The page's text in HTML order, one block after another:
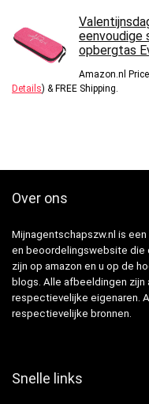
opbergtas
Amazon.nl
Details) & FREE Shipping.
Over ons
Mijnagentschapszw.nl is
en beoordelingswebsite
zijn op amazon en u op de
blogs. Alle afbeeldingen
respectievelijke eigenaren.
respectievelijke bronnen.
Snelle links